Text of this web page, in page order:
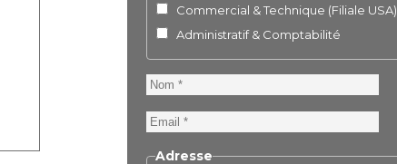
Commercial & Technique (Filiale USA)
Administratif & Comptabilité
Nom
Email
Adresse